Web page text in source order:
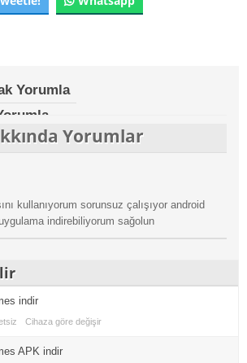
Yorumla
Yorumlar
kullanıyorum sorunsuz çalışıyor android
indirebiliyorum sağolun
indir
Cihaza göre değişir
APK indir